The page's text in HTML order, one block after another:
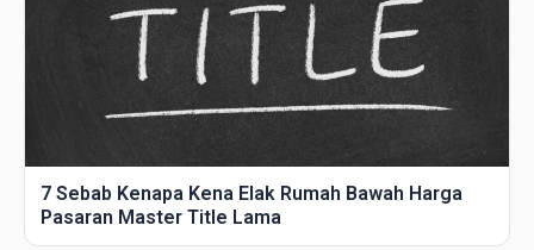
7 Sebab Kenapa Kena Elak Rumah Bawah Harga
Pasaran Master Title Lama